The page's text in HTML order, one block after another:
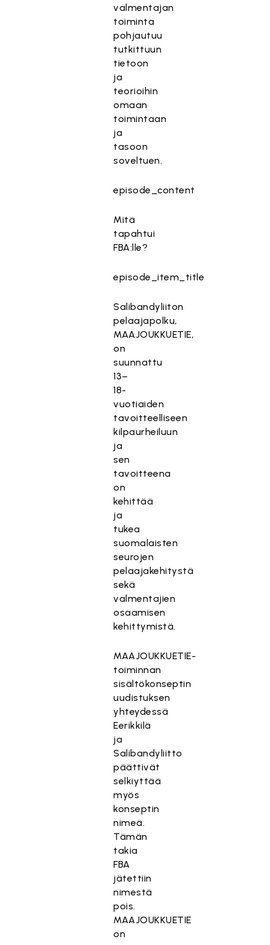
valmentajan
toiminta
pohjautuu
tutkittuun
tietoon
ja
teorioihin
omaan
toimintaan
ja
tasoon
soveltuen.
episode_content
Mitä
tapahtui
FBA:lle?
episode_item_title
Salibandyliiton
pelaajapolku,
MAAJOUKKUETIE,
on
suunnattu
13–
18-
vuotiaiden
tavoitteelliseen
kilpaurheiluun
ja
sen
tavoitteena
on
kehittää
ja
tukea
suomalaisten
seurojen
pelaajakehitystä
sekä
valmentajien
osaamisen
kehittymistä.
MAAJOUKKUETIE-
toiminnan
sisältökonseptin
uudistuksen
yhteydessä
Eerikkilä
ja
Salibandyliitto
päättivät
selkiyttää
myös
konseptin
nimeä.
Tämän
takia
FBA
jätettiin
nimestä
pois.
MAAJOUKKUETIE
on